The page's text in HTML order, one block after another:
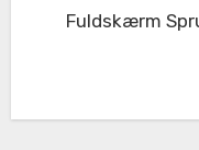
Fuldskærm